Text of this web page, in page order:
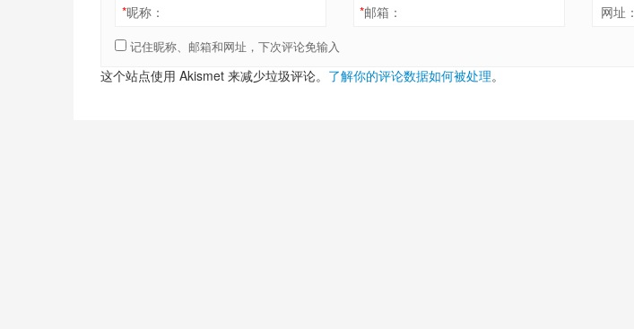
*昵称： *邮箱： 网址：
记住昵称、邮箱和网址，下次评论免输入
这个站点使用 Akismet 来减少垃圾评论。 了解你的评论数据如何被处理。